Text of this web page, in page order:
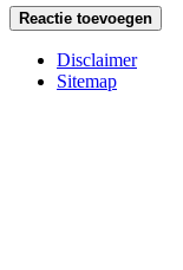
Disclaimer
Sitemap